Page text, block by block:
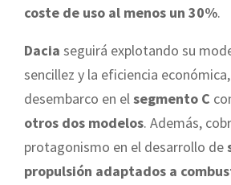
coste de uso al menos un 30%.
Dacia seguirá explotando su
sencillez y la eficiencia
desembarco en elsegmento C
otros dos modelos. Además,
protagonismo en el desarrollo de
propulsión adaptados a